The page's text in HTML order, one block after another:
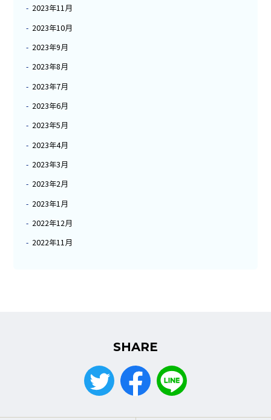
2023年11月
2023年10月
2023年9月
2023年8月
2023年7月
2023年6月
2023年5月
2023年4月
2023年3月
2023年2月
2023年1月
2022年12月
2022年11月
SHARE